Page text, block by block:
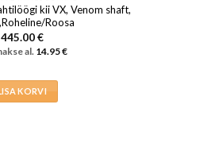
kii VX, Venom shaft,
Roosa
445.00€
al. 14.95€
KORVI